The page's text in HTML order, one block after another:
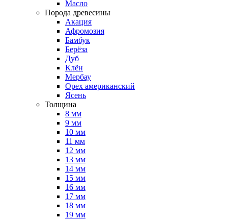
Масло
Порода древесины
Акация
Афромозия
Бамбук
Берёза
Дуб
Клён
Мербау
Орех американский
Ясень
Толщина
8 мм
9 мм
10 мм
11 мм
12 мм
13 мм
14 мм
15 мм
16 мм
17 мм
18 мм
19 мм